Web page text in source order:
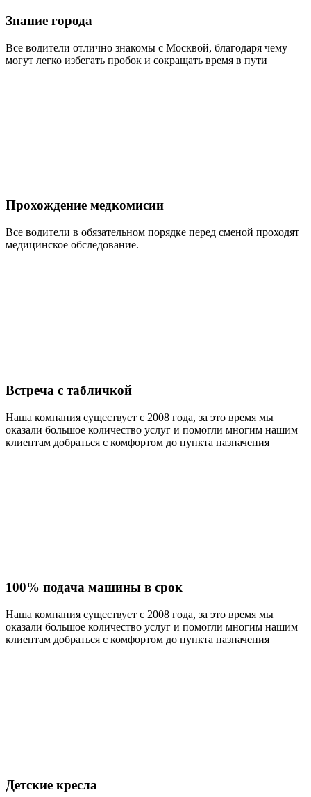
Знание города
Все водители отлично знакомы с Москвой, благодаря чему
могут легко избегать пробок и сокращать время в пути
Прохождение медкомисии
Все водители в обязательном порядке перед сменой проходят
медицинское обследование.
Встреча с табличкой
Наша компания существует с 2008 года, за это время мы
оказали большое количество услуг и помогли многим нашим
клиентам добраться с комфортом до пункта назначения
100% подача машины в срок
Наша компания существует с 2008 года, за это время мы
оказали большое количество услуг и помогли многим нашим
клиентам добраться с комфортом до пункта назначения
Детские кресла